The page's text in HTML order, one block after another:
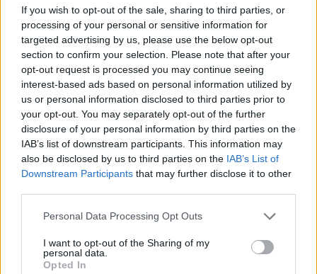
If you wish to opt-out of the sale, sharing to third parties, or
processing of your personal or sensitive information for
targeted advertising by us, please use the below opt-out
section to confirm your selection. Please note that after your
opt-out request is processed you may continue seeing
interest-based ads based on personal information utilized by
us or personal information disclosed to third parties prior to
your opt-out. You may separately opt-out of the further
disclosure of your personal information by third parties on the
IAB’s list of downstream participants. This information may
also be disclosed by us to third parties on the IAB’s List of
Downstream Participants that may further disclose it to other
Please note that this website/app uses one or more Google
not limited to your visit or usage behaviour. You may click to
grant or deny consent to Google and its third-party tags to
Personal Data Processing Opt Outs
I want to opt-out of the Sharing of my
personal data.
Opted In
au Congo. Depuis, la maladie revient régulièrement
dans la zone de l'Afrique équatoriale.
Récemment, unecentaine de cas confirmésou
suspects de variole du singe ont été détectés rien
qu'enEurope et en Amérique du Nord.
Le plus grand nombre de cas de variole en Europe a
été confirmé en Espagne, en Angleterre et au
La majorité des cas d'infection parla variole du
singe détectés dans le monde au cours des